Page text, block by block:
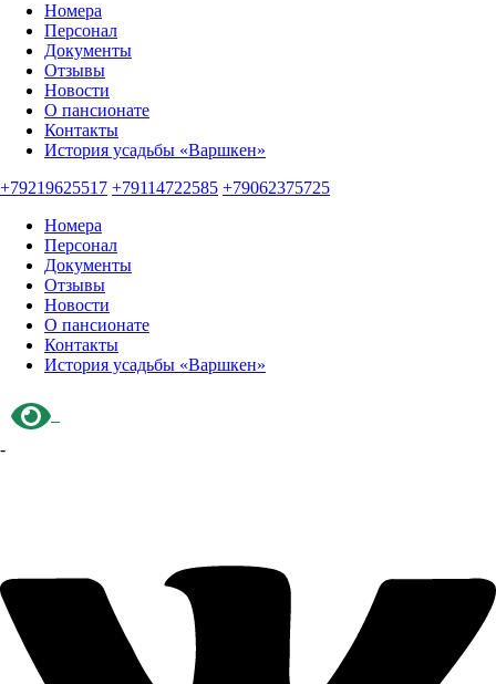
Номера
Персонал
Документы
Отзывы
Новости
О пансионате
Контакты
История усадьбы «Варшкен»
+79219625517 +79114722585 +79062375725
Номера
Персонал
Документы
Отзывы
Новости
О пансионате
Контакты
История усадьбы «Варшкен»
-